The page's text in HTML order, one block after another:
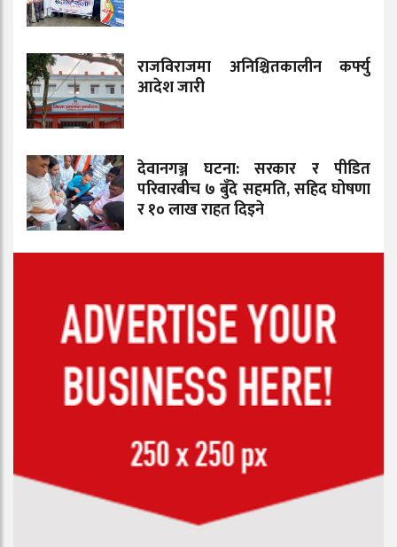
राजविराजमा अनिश्चितकालीन कर्फ्यु
आदेश जारी
देवानगञ्ज घटना: सरकार र पीडित
परिवारबीच ७ बुँदे सहमति, सहिद घोषणा
र १० लाख राहत दिइने